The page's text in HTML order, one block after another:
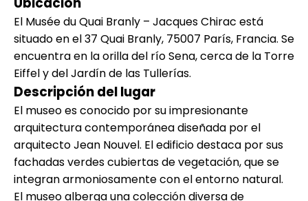
El Musée du Quai Branly – Jacques Chirac está
situado en el 37 Quai Branly, 75007 París, Francia. Se
encuentra en la orilla del río Sena, cerca de la Torre
Eiffel y del Jardín de las Tullerías.
Descripción del lugar
El museo es conocido por su impresionante
arquitectura contemporánea diseñada por el
arquitecto Jean Nouvel. El edificio destaca por sus
fachadas verdes cubiertas de vegetación, que se
integran armoniosamente con el entorno natural.
El museo alberga una colección diversa de